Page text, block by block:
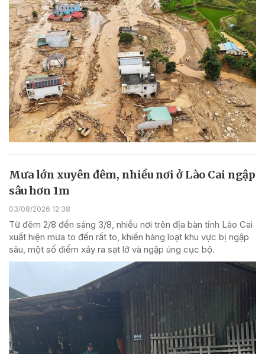
Mưa lớn xuyên đêm, nhiều nơi ở Lào Cai ngập
sâu hơn 1m
03/08/2026 12:38
Từ đêm 2/8 đến sáng 3/8, nhiều nơi trên địa bàn tỉnh Lào Cai
xuất hiện mưa to đến rất to, khiến hàng loạt khu vực bị ngập
sâu, một số điểm xảy ra sạt lở và ngập úng cục bộ.